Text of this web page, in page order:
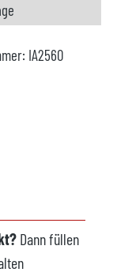
IA2560
Dann füllen